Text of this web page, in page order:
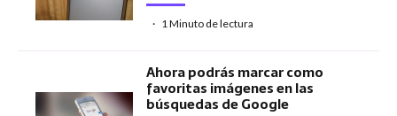
· 1 Minuto de lectura
Ahora podrás marcar como
favoritas imágenes en las
búsquedas de Google